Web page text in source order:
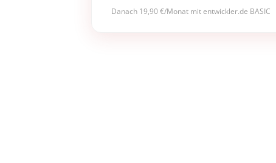
Danach 19,90 €/Monat mit entwickler.de BASIC